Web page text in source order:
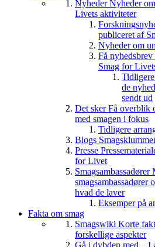
NyhederNyheder
Livets aktiviteter
publiceret af
Nyheder om
Få
Smag for
de
sendt ud
Det skerFå overblik
med smagen i fokus
Tidligere
Blogs
Presse
for Livet
Smagsambassadører
smagsambassadører
hvad de laver
Eksemper på
Fakta om smag
Smagswiki Korte
forskellige aspekter
Gå i dybden med...